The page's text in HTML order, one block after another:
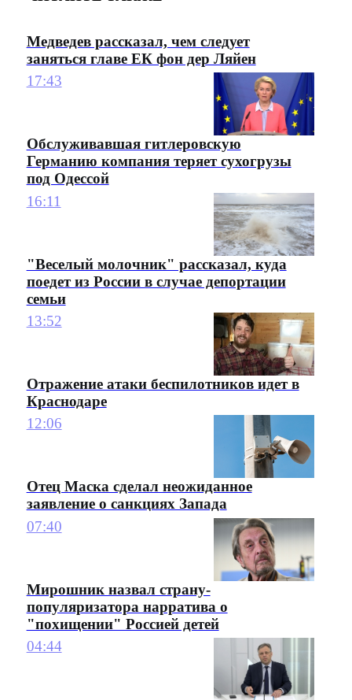
Медведев рассказал, чем следует
заняться главе ЕК фон дер Ляйен
17:43
Обслуживавшая гитлеровскую
Германию компания теряет сухогрузы
под Одессой
16:11
"Веселый молочник" рассказал, куда
поедет из России в случае депортации
семьи
13:52
Отражение атаки беспилотников идет в
Краснодаре
12:06
Отец Маска сделал неожиданное
заявление о санкциях Запада
07:40
Мирошник назвал страну-
популяризатора нарратива о
"похищении" Россией детей
04:44